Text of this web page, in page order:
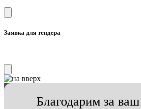
Заявка для тендера
Благодарим за